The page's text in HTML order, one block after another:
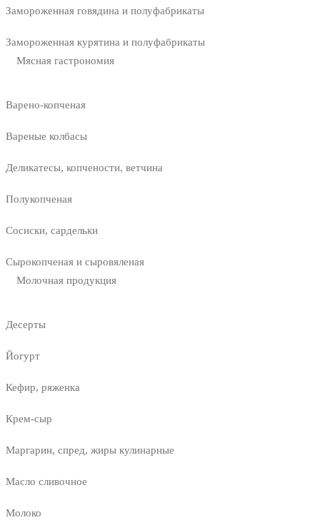
Замороженная говядина и полуфабрикаты
Замороженная курятина и полуфабрикаты
Мясная гастрономия
Варено-копченая
Вареные колбасы
Деликатесы, копчености, ветчина
Полукопченая
Сосиски, сардельки
Сырокопченая и сыровяленая
Молочная продукция
Десерты
Йогурт
Кефир, ряженка
Крем-сыр
Маргарин, спред, жиры кулинарные
Масло сливочное
Молоко